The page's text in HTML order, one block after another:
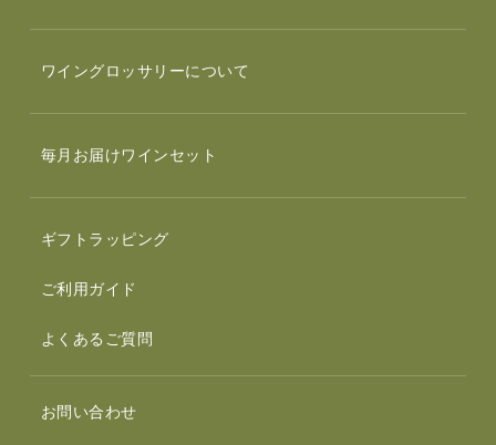
ワイングロッサリーについて
毎月お届けワインセット
ギフトラッピング
ご利用ガイド
よくあるご質問
お問い合わせ